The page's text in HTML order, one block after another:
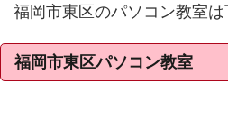
福岡市東区のパソコン教室は
福岡市東区パソコン教室